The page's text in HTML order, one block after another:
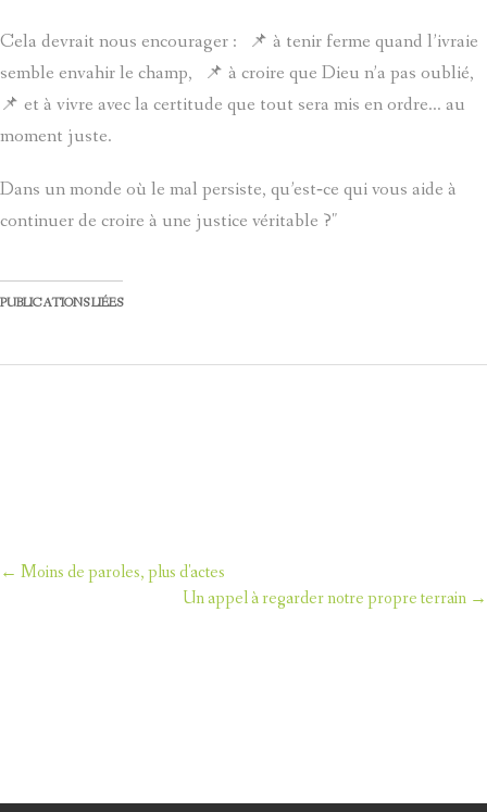
Cela devrait nous encourager : 📌 à tenir ferme quand l’ivraie
semble envahir le champ, 📌 à croire que Dieu n’a pas oublié,
📌 et à vivre avec la certitude que tout sera mis en ordre… au
moment juste.
Dans un monde où le mal persiste, qu’est‑ce qui vous aide à
continuer de croire à une justice véritable ?"
PUBLICATIONS LIÉES
Post
← Moins de paroles, plus d'actes
Un appel à regarder notre propre terrain →